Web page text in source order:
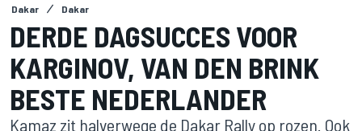
Dakar Dakar
DERDE DAGSUCCES VOOR
KARGINOV, VAN DEN BRINK
BESTE NEDERLANDER
Kamaz zit halverwege de Dakar Rally op rozen. Ook